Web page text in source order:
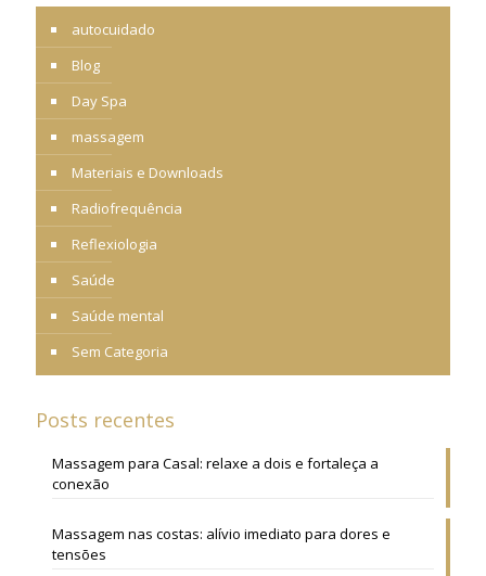
autocuidado
Blog
Day Spa
massagem
Materiais e Downloads
Radiofrequência
Reflexiologia
Saúde
Saúde mental
Sem Categoria
Posts recentes
Massagem para Casal: relaxe a dois e fortaleça a
conexão
Massagem nas costas: alívio imediato para dores e
tensões